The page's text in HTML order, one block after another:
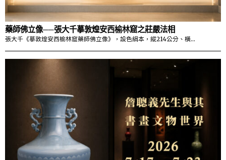
藥師佛立像──張大千摹敦煌安西榆林窟之莊嚴法相
張大千《摹敦煌安西榆林窟藥師佛立像》，設色絹本，縱214公分、橫…